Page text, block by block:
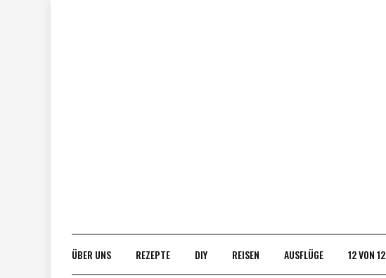
ÜBER UNS REZEPTE DIY REISEN AUSFLÜGE 12 VON 12